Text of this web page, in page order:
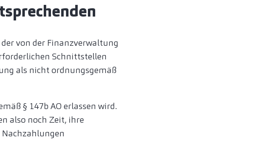
von der Finanzverwaltung
Schnittstellen
als nicht ordnungsgemäß
§ 147b AO erlassen wird.
also noch Zeit, ihre